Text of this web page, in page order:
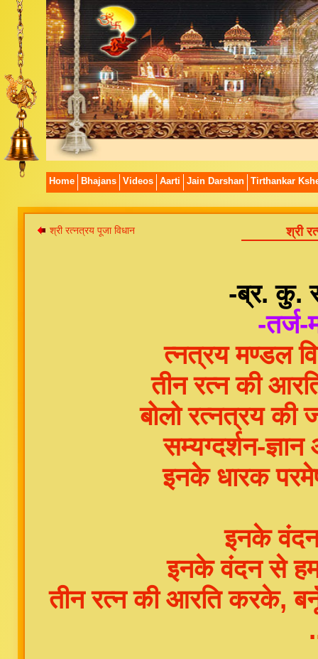
Home Bhajans Videos Aarti Jain Darshan Tirthankar
श्री रत्नत्रय पूजा विधान श्री
-ब्र. कु.
-तर्ज-
त्नत्रय मण्डल
तीन रत्न की
बोलो रत्नत्रय की
सम्यग्दर्शन-
इनके धारक
इनके
इनके वंदन से हम
तीन रत्न की आरति करके,